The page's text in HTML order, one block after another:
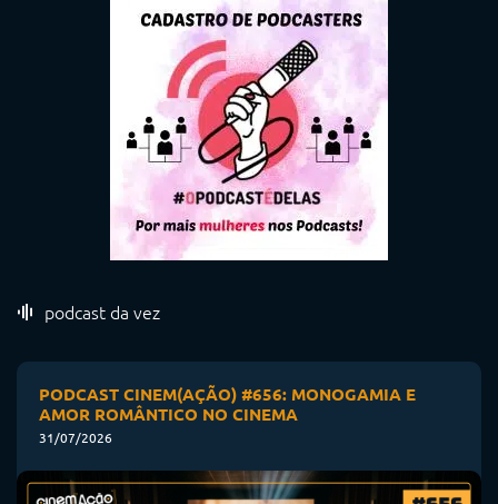
podcast da vez
PODCAST CINEM(AÇÃO) #656: MONOGAMIA E
AMOR ROMÂNTICO NO CINEMA
31/07/2026